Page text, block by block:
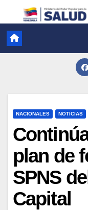
NACIONALES NOTICIAS
plan de
SPNS
Capital